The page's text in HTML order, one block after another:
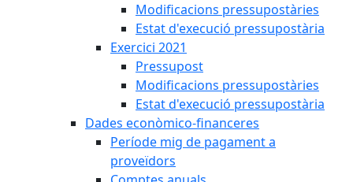
Modificacions pressupostàries
Estat d'execució pressupostària
Exercici 2021
Pressupost
Modificacions pressupostàries
Estat d'execució pressupostària
Dades econòmico-financeres
Període mig de pagament a
proveïdors